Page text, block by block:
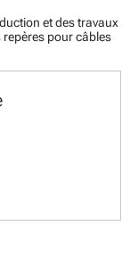
et des travaux
repères pour câbles